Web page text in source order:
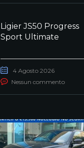
Ligier JS50 Progress
Sport Ultimate
4 Agosto 2026
Nessun commento